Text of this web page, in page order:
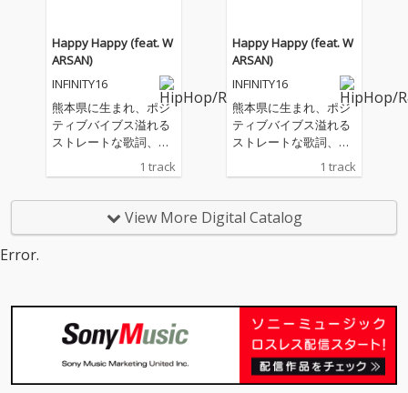
ィブになるこのメッセ
ージは必聴！！！
ィブになるこのメッセ
ージは必聴！！！
Happy Happy (feat. W
ARSAN)
INFINITY16
熊本県に生まれ、ポジ
ティブバイブス溢れる
ストレートな歌詞、経
皆を笑顔そして元気に
スタイルのWARSAN。
歌物からグルーブ感の
渾身の1曲が遂に世に
放たれる。この曲はW
eddingを迎える二人は
もちろん、今一緒にい
1 track
Happy Happy (feat. W
ARSAN)
INFINITY16
熊本県に生まれ、ポジ
ティブバイブス溢れる
ストレートな歌詞、経
験した事を歌に乗せ、
皆を笑顔そして元気に
スタイルのWARSAN。
歌物からグルーブ感の
渾身の1曲が遂に世に
放たれる。この曲はW
eddingを迎える二人は
もちろん、今一緒にい
1 track
View More Digital Catalog
Error.